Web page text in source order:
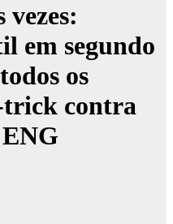
vezes:
em segundo
os
trick contra